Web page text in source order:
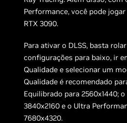
Performance, você pode
RTX 3090.
Para ativar o DLSS, basta
configurações para baixo, ir
Qualidade e selecionar um
Qualidade é recomendado
Equilibrado para 2560x1440;
3840x2160 e o Ultra
7680x4320.